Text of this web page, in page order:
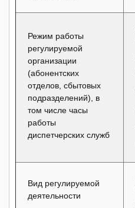
Режим работы
регулируемой
организации
(абонентских
отделов, сбытовых
подразделений), в
том числе часы
работы
диспетчерских служб
Вид регулируемой
деятельности